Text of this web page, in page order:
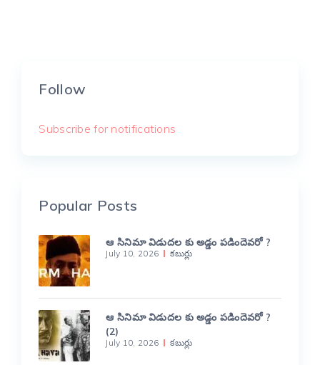
Follow
Subscribe for notifications
Popular Posts
ఆ సినిమా విడుదల కు అడ్డం పడిందెవరో ?
July 10, 2026 కబుర్లు
ఆ సినిమా విడుదల కు అడ్డం పడిందెవరో ?
(2)
July 10, 2026 కబుర్లు